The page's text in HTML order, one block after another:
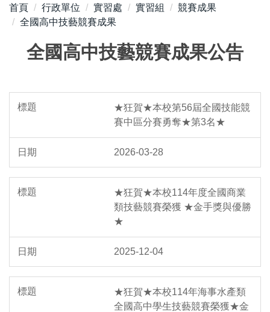
首頁 行政單位 實習處 實習組
競賽成果
全國高中技藝競賽成果
全國高中技藝競賽成果公告
★狂賀★本校第56屆全國技能競
賽中區分賽勇奪★第3名★
2026-03-28
★狂賀★本校114年度全國商業
類技藝競賽榮獲 ★金手獎與優勝
★
2025-12-04
★狂賀★本校114年海事水產類
全國高中學生技藝競賽榮獲★金